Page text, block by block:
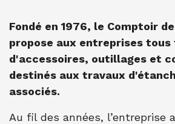
Fondé en 1976, le Comptoir
propose aux entreprises tous
d'accessoires, outillages et
destinés aux travaux
associés.
Au fil des années, l’entreprise